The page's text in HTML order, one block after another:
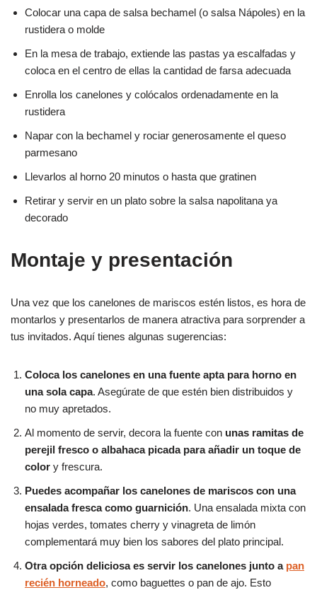
Colocar una capa de salsa bechamel (o salsa Nápoles) en la
rustidera o molde
En la mesa de trabajo, extiende las pastas ya escalfadas y
coloca en el centro de ellas la cantidad de farsa adecuada
Enrolla los canelones y colócalos ordenadamente en la
rustidera
Napar con la bechamel y rociar generosamente el queso
parmesano
Llevarlos al horno 20 minutos o hasta que gratinen
Retirar y servir en un plato sobre la salsa napolitana ya
decorado
Montaje y presentación
Una vez que los canelones de mariscos estén listos, es hora de
montarlos y presentarlos de manera atractiva para sorprender a
tus invitados. Aquí tienes algunas sugerencias:
Coloca los canelones en una fuente apta para horno en
una sola capa. Asegúrate de que estén bien distribuidos y
no muy apretados.
Al momento de servir, decora la fuente con unas ramitas de
perejil fresco o albahaca picada para añadir un toque de
color y frescura.
Puedes acompañar los canelones de mariscos con una
ensalada fresca como guarnición. Una ensalada mixta con
hojas verdes, tomates cherry y vinagreta de limón
complementará muy bien los sabores del plato principal.
Otra opción deliciosa es servir los canelones junto a pan
recién horneado, como baguettes o pan de ajo. Esto